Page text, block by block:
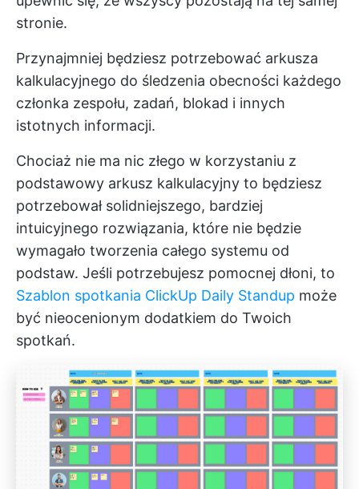
stronie.
Przynajmniej będziesz potrzebować arkusza
kalkulacyjnego do śledzenia obecności każdego
członka zespołu, zadań, blokad i innych
istotnych informacji.
Chociaż nie ma nic złego w korzystaniu z
podstawowy arkusz kalkulacyjny to będziesz
potrzebował solidniejszego, bardziej
intuicyjnego rozwiązania, które nie będzie
wymagało tworzenia całego systemu od
podstaw. Jeśli potrzebujesz pomocnej dłoni, to
Szablon spotkania ClickUp Daily Standup może
być nieocenionym dodatkiem do Twoich
spotkań.